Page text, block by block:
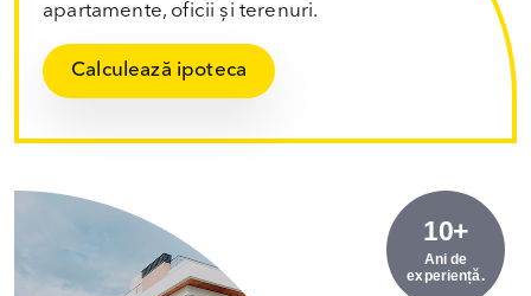
apartamente, oficii și terenuri.
Calculează ipoteca
10+
Ani de
experiență.